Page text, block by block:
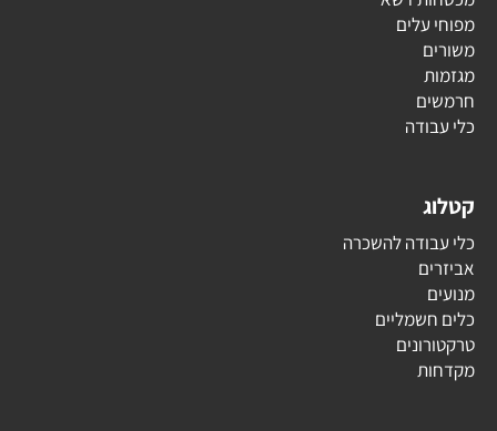
מפוחי עלים
משורים
מגזמות
חרמשים
כלי עבודה
קטלוג
כלי עבודה להשכרה
אביזרים
מנועים
כלים חשמליים
טרקטורונים
מקדחות